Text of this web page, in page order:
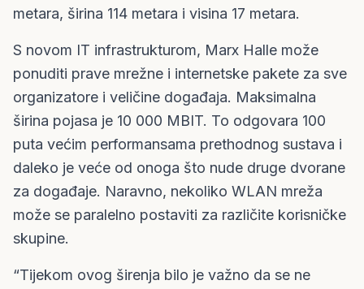
metara, širina 114 metara i visina 17 metara.
S novom IT infrastrukturom, Marx Halle može
ponuditi prave mrežne i internetske pakete za sve
organizatore i veličine događaja. Maksimalna
širina pojasa je 10 000 MBIT. To odgovara 100
puta većim performansama prethodnog sustava i
daleko je veće od onoga što nude druge dvorane
za događaje. Naravno, nekoliko WLAN mreža
može se paralelno postaviti za različite korisničke
skupine.
“Tijekom ovog širenja bilo je važno da se ne